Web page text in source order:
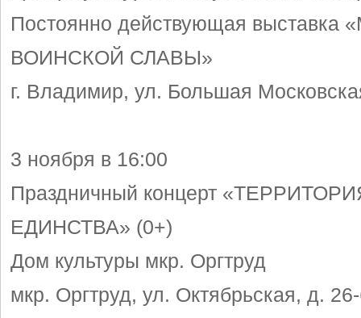
Постоянно действующая выставка
ВОИНСКОЙ СЛАВЫ»
г. Владимир, ул. Большая
3 ноября в 16:00
Праздничный концерт
ЕДИНСТВА» (0+)
Дом культуры мкр. Оргтруд
мкр. Оргтруд, ул. Октябрьская, д.